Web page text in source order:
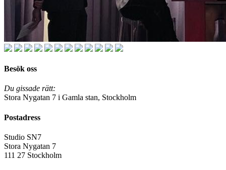
Besök oss
Du gissade rätt:
Stora Nygatan 7 i Gamla stan, Stockholm
Postadress
Studio SN7
Stora Nygatan 7
111 27 Stockholm